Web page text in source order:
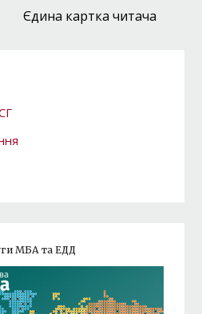
Єдина картка читача
МБА та ЕДД